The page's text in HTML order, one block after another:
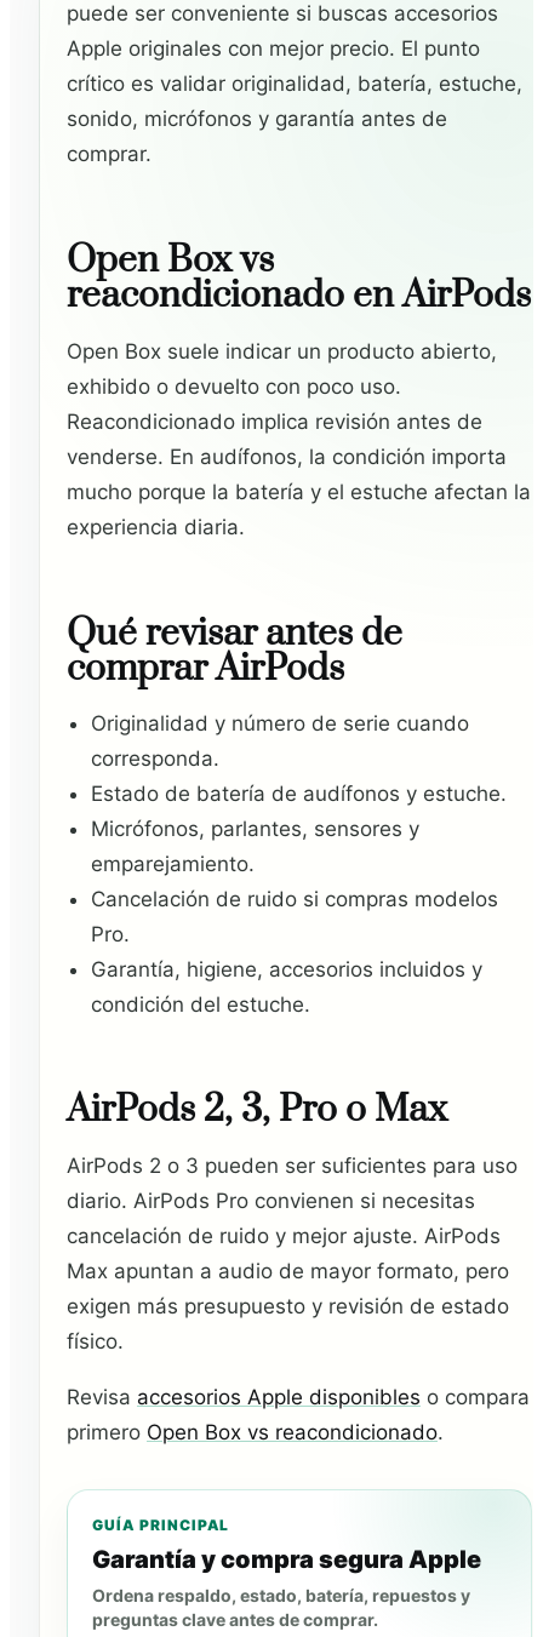
puede ser conveniente si buscas accesorios
Apple originales con mejor precio. El punto
crítico es validar originalidad, batería, estuche,
sonido, micrófonos y garantía antes de
comprar.
Open Box vs
reacondicionado en AirPods
Open Box suele indicar un producto abierto,
exhibido o devuelto con poco uso.
Reacondicionado implica revisión antes de
venderse. En audífonos, la condición importa
mucho porque la batería y el estuche afectan la
experiencia diaria.
Qué revisar antes de
comprar AirPods
Originalidad y número de serie cuando
corresponda.
Estado de batería de audífonos y estuche.
Micrófonos, parlantes, sensores y
emparejamiento.
Cancelación de ruido si compras modelos
Pro.
Garantía, higiene, accesorios incluidos y
condición del estuche.
AirPods 2, 3, Pro o Max
AirPods 2 o 3 pueden ser suficientes para uso
diario. AirPods Pro convienen si necesitas
cancelación de ruido y mejor ajuste. AirPods
Max apuntan a audio de mayor formato, pero
exigen más presupuesto y revisión de estado
físico.
Revisa accesorios Apple disponibles o compara
primero Open Box vs reacondicionado.
GUÍA PRINCIPAL
Garantía y compra segura Apple
Ordena respaldo, estado, batería, repuestos y
preguntas clave antes de comprar.